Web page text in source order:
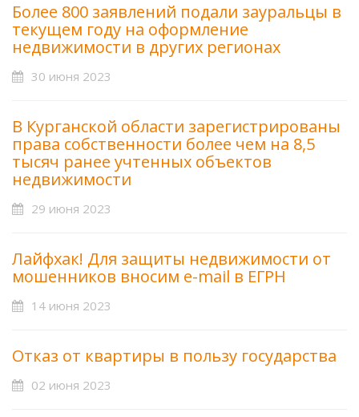
Более 800 заявлений подали зауральцы в
текущем году на оформление
недвижимости в других регионах
30 июня 2023
В Курганской области зарегистрированы
права собственности более чем на 8,5
тысяч ранее учтенных объектов
недвижимости
29 июня 2023
Лайфхак! Для защиты недвижимости от
мошенников вносим e-mail в ЕГРН
14 июня 2023
Отказ от квартиры в пользу государства
02 июня 2023